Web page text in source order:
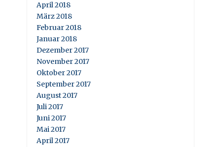
April 2018
März 2018
Februar 2018
Januar 2018
Dezember 2017
November 2017
Oktober 2017
September 2017
August 2017
Juli 2017
Juni 2017
Mai 2017
April 2017